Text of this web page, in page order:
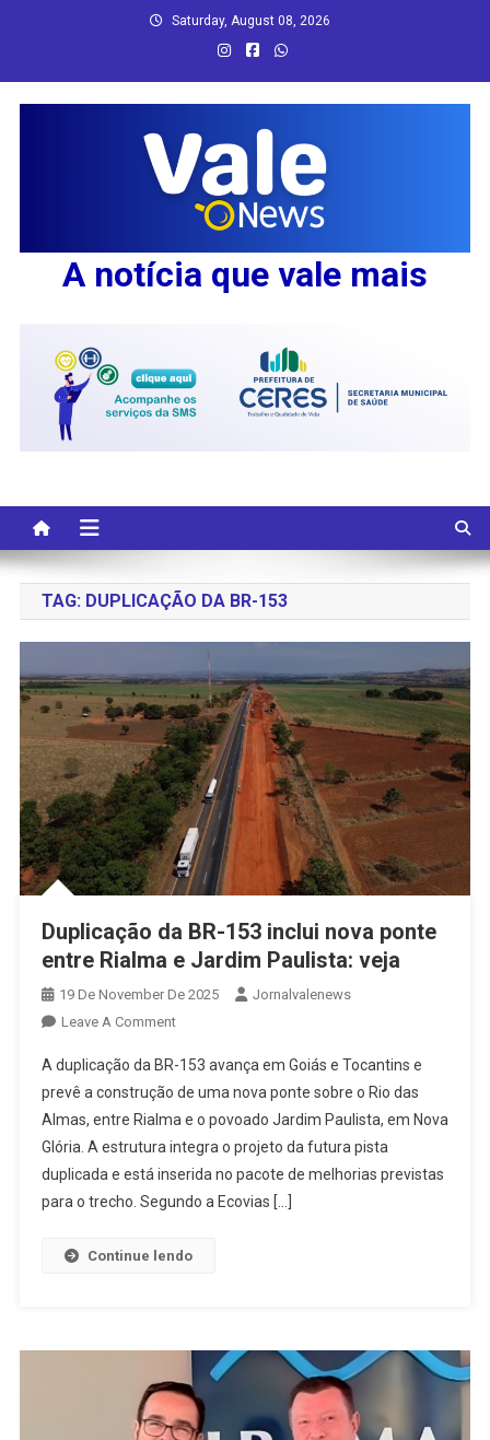
Saturday, August 08, 2026
A notícia que vale mais
TAG: DUPLICAÇÃO DA BR-153
Duplicação da BR-153 inclui nova ponte
entre Rialma e Jardim Paulista: veja
19 De November De 2025
Jornalvalenews
Leave A CommentOn
Da
BR-
153
Inclui
Nova
Ponte
Rialma
Veja
A duplicação da BR-153 avança em Goiás e Tocantins e
prevê a construção de uma nova ponte sobre o Rio das
Almas, entre Rialma e o povoado Jardim Paulista, em Nova
Glória. A estrutura integra o projeto da futura pista
duplicada e está inserida no pacote de melhorias previstas
para o trecho. Segundo a Ecovias […]
Continue lendo